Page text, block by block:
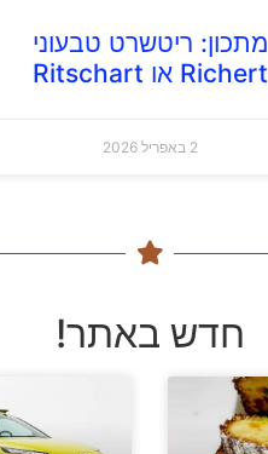
מתכון: ריטשרט טבעוני
Richert או Ritschart
2 באפריל 2026
חדש באתר!